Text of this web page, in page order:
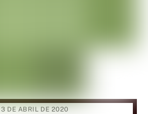
3 DE ABRIL DE 2020